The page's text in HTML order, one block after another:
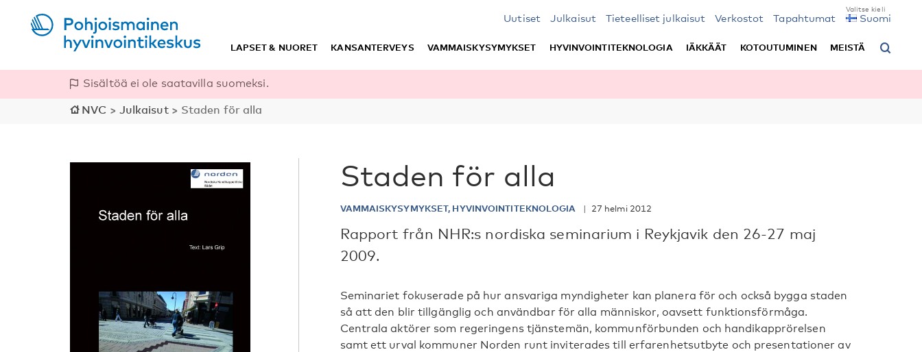
Uutiset Julkaisut Tieteelliset julkaisut Verkostot Tapahtumat Suomi
LAPSET & NUORET KANSANTERVEYS VAMMAISKYSYMYKSET HYVINVOINTITEKNOLOGIA IÄKKÄÄT KOTOUTUMINEN MEISTÄ
Sisältöä ei ole saatavilla suomeksi.
NVC > Julkaisut> Staden för alla
Staden för alla
VAMMAISKYSYMYKSET, HYVINVOINTITEKNOLOGIA 27 helmi 2012
Rapport från NHR:s nordiska seminarium i Reykjavik den 26-27 maj
2009.
Seminariet fokuserade på hur ansvariga myndigheter kan planera för och också bygga staden
så att den blir tillgänglig och användbar för alla människor, oavsett funktionsförmåga.
Centrala aktörer som regeringens tjänstemän, kommunförbunden och handikapprörelsen
samt ett urval kommuner Norden runt inviterades till erfarenhetsutbyte och presentationer av